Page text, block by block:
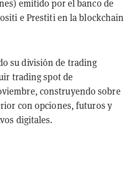
emitido por el banco de
e Prestiti en la blockchain
su división de trading
trading spot de
construyendo sobre
con opciones, futuros y
digitales.